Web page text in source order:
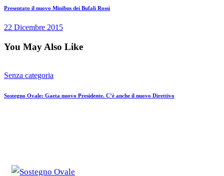
Presentato il nuovo Minibus dei Bufali Rossi
22 Dicembre 2015
You May Also Like
Senza categoria
Sostegno Ovale: Gaeta nuovo Presidente. C’è anche il nuovo Direttivo